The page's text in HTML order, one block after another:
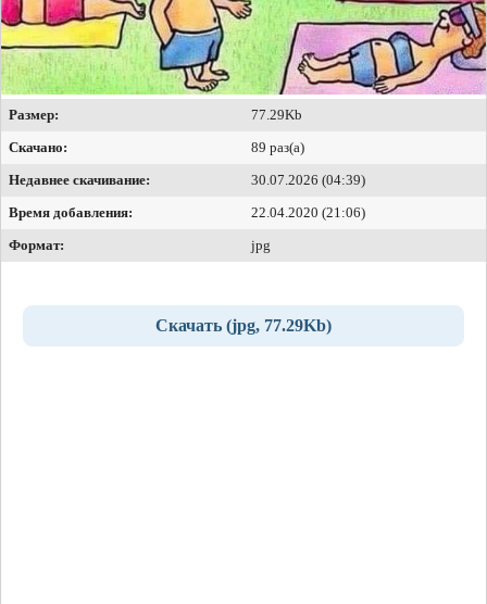
Размер:
77.29Kb
Скачано:
89 раз(а)
Недавнее скачивание:
30.07.2026 (04:39)
Время добавления:
22.04.2020 (21:06)
Формат:
jpg
Скачать (jpg, 77.29Kb)